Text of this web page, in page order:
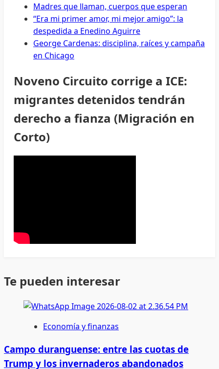
Madres que llaman, cuerpos que esperan
“Era mi primer amor, mi mejor amigo”: la
despedida a Enedino Aguirre
George Cardenas: disciplina, raíces y campaña
en Chicago
Noveno Circuito corrige a ICE:
migrantes detenidos tendrán
derecho a fianza (Migración en
Corto)
Te pueden interesar
Economía y finanzas
Campo duranguense: entre las cuotas de
Trump y los invernaderos abandonados